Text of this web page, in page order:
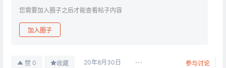
您需要加入圈子之后才能查看帖子内容
加入圈子
赞 0 收藏 20年8月30日 参与讨论